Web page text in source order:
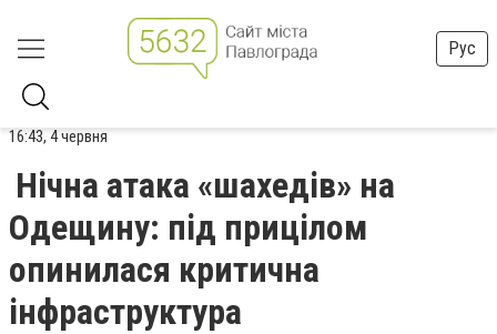
Рус
16:43, 4 червня
Нічна атака «шахедів» на
Одещину: під прицілом
опинилася критична
інфраструктура